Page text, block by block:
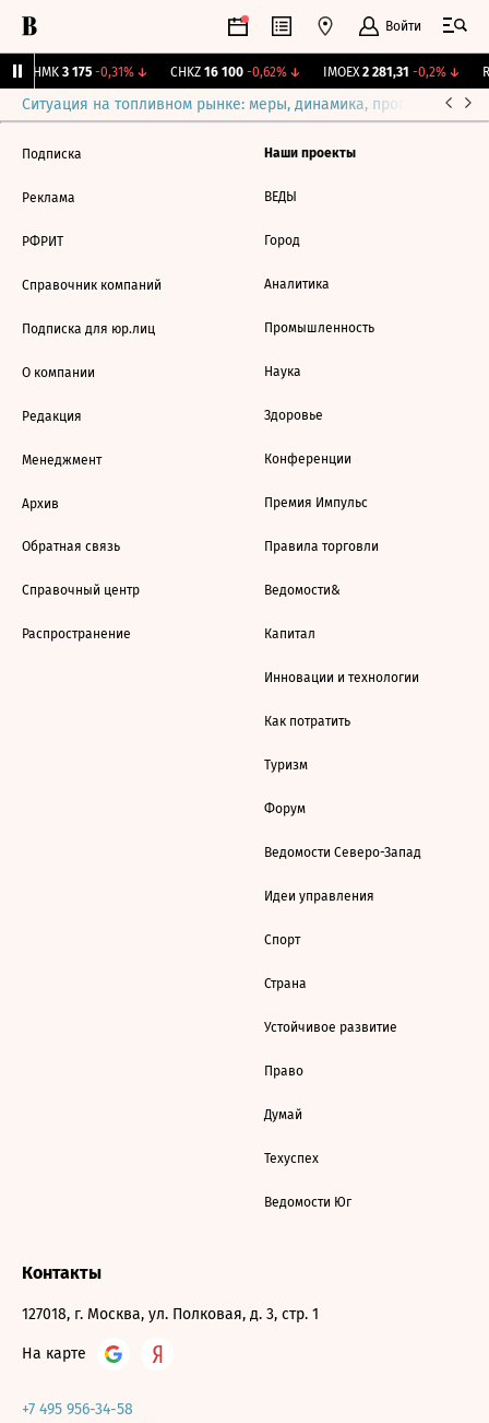
Войти
CHMK 3 175 -0,31%↓ CHKZ 16 100 -0,62%↓ IMOEX 2 281,31 -0,2%↓
Ситуация на топливном рынке: меры, динамика, прогнозы
Подписка
Реклама
РФРИТ
Справочник компаний
Подписка для юр.лиц
О компании
Редакция
Менеджмент
Архив
Обратная связь
Справочный центр
Распространение
Наши проекты
ВЕДЫ
Город
Аналитика
Промышленность
Наука
Здоровье
Конференции
Премия Импульс
Правила торговли
Ведомости&
Капитал
Инновации и технологии
Как потратить
Туризм
Форум
Ведомости Северо-Запад
Идеи управления
Спорт
Страна
Устойчивое развитие
Право
Думай
Техуспех
Ведомости Юг
Контакты
127018, г. Москва, ул. Полковая, д. 3, стр. 1
На карте
+7 495 956-34-58